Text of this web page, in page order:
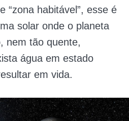
“zona habitável”, esse é
solar onde o planeta
nem tão quente,
água em estado
em vida.